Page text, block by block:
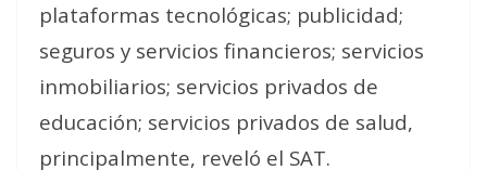
plataformas tecnológicas; publicidad;
seguros y servicios financieros; servicios
inmobiliarios; servicios privados de
educación; servicios privados de salud,
principalmente, reveló el SAT.